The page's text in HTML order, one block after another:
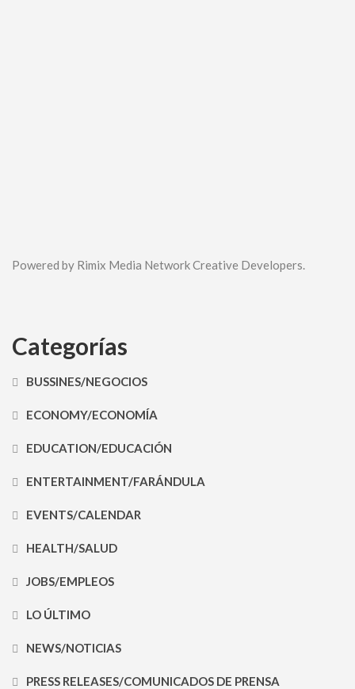
Powered by Rimix Media Network Creative Developers.
Categorías
BUSSINES/NEGOCIOS
ECONOMY/ECONOMÍA
EDUCATION/EDUCACIÓN
ENTERTAINMENT/FARÁNDULA
EVENTS/CALENDAR
HEALTH/SALUD
JOBS/EMPLEOS
LO ÚLTIMO
NEWS/NOTICIAS
PRESS RELEASES/COMUNICADOS DE PRENSA